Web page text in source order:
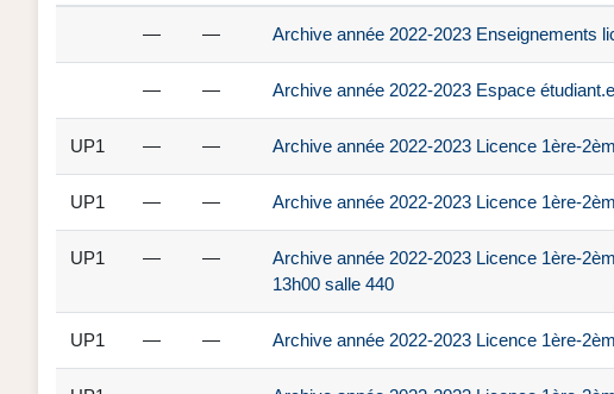
— — Archive année 2022-2023 Enseignements
— — Archive année 2022-2023 Espace
UP1 — — Archive année 2022-2023 Licence 1ère-
UP1 — — Archive année 2022-2023 Licence 1ère-
UP1 — —
Archive année 2022-2023 Licence 1ère-
13h00 salle 440
UP1 — — Archive année 2022-2023 Licence 1ère-